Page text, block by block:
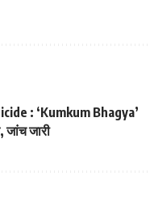
: ‘Kumkum Bhagya’
जांच जारी